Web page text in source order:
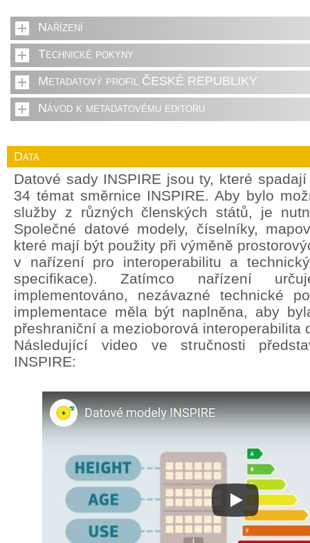
Nařízení
Technické pokyny
Metadatový profil ČESKÉ REPUBLIKY
Návod k metadatovému editoru
Data
Datové sady INSPIRE jsou ty, které
34 témat směrnice INSPIRE. Aby bylo
služby z různých členských států, je
Společné datové modely, číselníky,
které mají být použity při výměně
v nařízení pro interoperabilitu a
specifikace). Zatímco nařízení
implementováno, nezávazné technické
implementace měla být naplněna, aby
přeshraniční a mezioborová interoperabilita
Následující video ve stručnosti
INSPIRE: